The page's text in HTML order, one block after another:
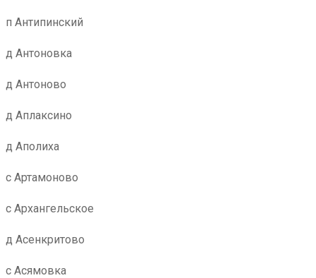
п Антипинский
д Антоновка
д Антоново
д Аплаксино
д Аполиха
с Артамоново
с Архангельское
д Асенкритово
с Асямовка